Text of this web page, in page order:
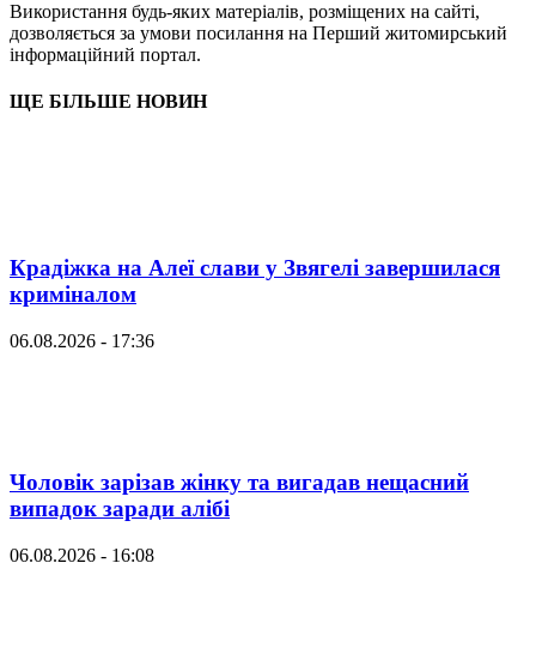
Використання будь-яких матеріалів, розміщених на сайті,
дозволяється за умови посилання на Перший житомирський
інформаційний портал.
ЩЕ БІЛЬШЕ НОВИН
Крадіжка на Алеї слави у Звягелі завершилася
криміналом
06.08.2026 - 17:36
Чоловік зарізав жінку та вигадав нещасний
випадок заради алібі
06.08.2026 - 16:08